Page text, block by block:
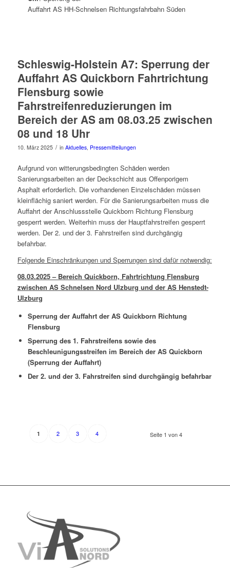
Auffahrt AS HH-Schnelsen Richtungsfahrbahn Süden
Schleswig-Holstein A7: Sperrung der
Auffahrt AS Quickborn Fahrtrichtung
Flensburg sowie
Fahrstreifenreduzierungen im
Bereich der AS am 08.03.25 zwischen
08 und 18 Uhr
10. März 2025 / in Aktuelles, Pressemitteilungen
Aufgrund von witterungsbedingten Schäden werden
Sanierungsarbeiten an der Deckschicht aus Offenporigem
Asphalt erforderlich. Die vorhandenen Einzelschäden müssen
kleinflächig saniert werden. Für die Sanierungsarbeiten muss die
Auffahrt der Anschlussstelle Quickborn Richtung Flensburg
gesperrt werden. Weiterhin muss der Hauptfahrstreifen gesperrt
werden. Der 2. und der 3. Fahrstreifen sind durchgängig
befahrbar.
Folgende Einschränkungen und Sperrungen sind dafür notwendig:
08.03.2025 – Bereich Quickborn, Fahrtrichtung Flensburg
zwischen AS Schnelsen Nord Ulzburg und der AS Henstedt-
Ulzburg
Sperrung der Auffahrt der AS Quickborn Richtung
Flensburg
Sperrung des 1. Fahrstreifens sowie des
Beschleunigungsstreifen im Bereich der AS Quickborn
(Sperrung der Auffahrt)
Der 2. und der 3. Fahrstreifen sind durchgängig befahrbar
Seite 1 von 4
1 2 3 4